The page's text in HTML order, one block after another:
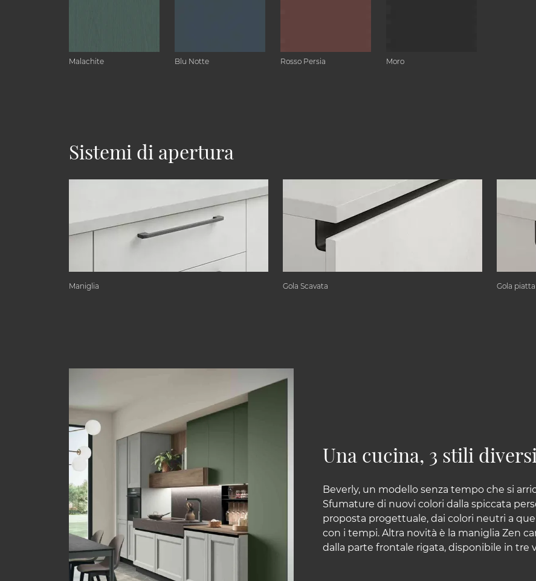
Malachite Blu Notte Rosso Persia Moro
Sistemi di apertura
Maniglia Gola Scavata Gola
Una cucina, 3 stili diversi
Beverly, un modello senza tempo che si
Sfumature di nuovi colori dalla spiccata
proposta progettuale, dai colori neutri a
con i tempi. Altra novità è la maniglia Zen
dalla parte frontale rigata, disponibile in tre